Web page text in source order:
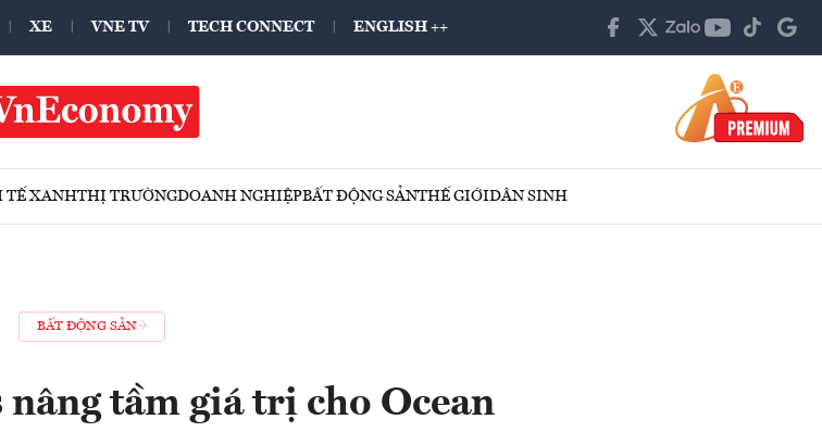
XE VNE TV TECH CONNECT ENGLISH ++
TẾ XANHTHỊ TRƯỜNGDOANH NGHIỆPBẤT ĐỘNG SẢNTHẾ GIỚIDÂN SINH
BẤT ĐỘNG SẢN
tầm giá trị cho Ocean